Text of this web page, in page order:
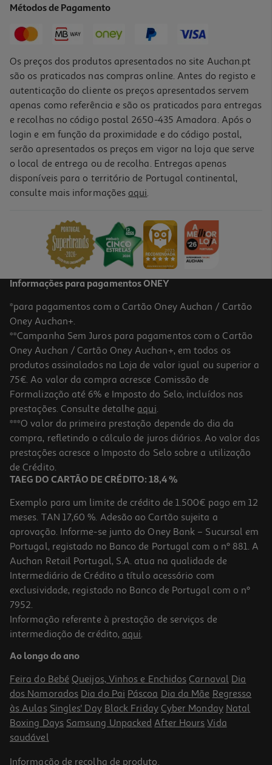
Livro Eu Sinto Vergonha
-10%
Livro Nunca Deixes De Sonhar Miúdo! De Ellen Mills
10.71 €/un
11,90 € PVP de editor
10,71 €
Livro Eu Sinto Medo
3.99 €/un
3,99 €
Métodos de Pagamento
Os preços dos produtos apresentados no site Auchan.pt
são os praticados nas compras online. Antes do registo e
autenticação do cliente os preços apresentados servem
apenas como referência e são os praticados para entregas
e recolhas no código postal 2650-435 Amadora. Após o
login e em função da proximidade e do código postal,
serão apresentados os preços em vigor na loja que serve
o local de entrega ou de recolha. Entregas apenas
disponíveis para o território de Portugal continental,
consulte mais informações aqui.
Informações para pagamentos ONEY
*para pagamentos com o Cartão Oney Auchan / Cartão
Oney Auchan+.
**Campanha Sem Juros para pagamentos com o Cartão
Oney Auchan / Cartão Oney Auchan+, em todos os
produtos assinalados na Loja de valor igual ou superior a
75€. Ao valor da compra acresce Comissão de
Formalização até 6% e Imposto do Selo, incluídos nas
prestações. Consulte detalhe aqui.
***O valor da primeira prestação depende do dia da
compra, refletindo o cálculo de juros diários. Ao valor das
prestações acresce o Imposto do Selo sobre a utilização
de Crédito.
TAEG DO CARTÃO DE CRÉDITO: 18,4 %
Exemplo para um limite de crédito de 1.500€ pago em 12
meses. TAN 17,60 %. Adesão ao Cartão sujeita a
aprovação. Informe-se junto do Oney Bank – Sucursal em
Portugal, registado no Banco de Portugal com o nº 881. A
Auchan Retail Portugal, S.A. atua na qualidade de
Intermediário de Crédito a título acessório com
exclusividade, registado no Banco de Portugal com o nº
7952.
Informação referente à prestação de serviços de
intermediação de crédito, aqui.
Ao longo do ano
Feira do Bebé Queijos, Vinhos e Enchidos Carnaval Dia
dos Namorados Dia do Pai Páscoa Dia da Mãe Regresso
às Aulas Singles' Day Black Friday Cyber Monday Natal
Boxing Days Samsung Unpacked After Hours Vida
saudável
Informação de recolha de produto.